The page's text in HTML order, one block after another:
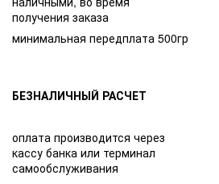
получения заказа
минимальная передплата 500гр
БЕЗНАЛИЧНЫЙ РАСЧЕТ
оплата производится через
кассу банка или терминал
самообслуживания